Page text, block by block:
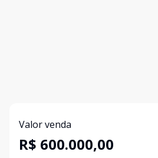
Valor venda
R$ 600.000,00